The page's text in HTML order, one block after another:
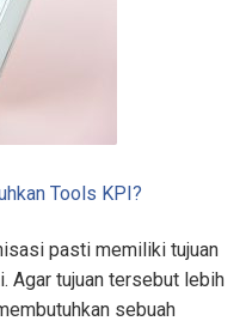
Tools KPI?
pasti memiliki tujuan
Agar tujuan tersebut lebih
sebuah